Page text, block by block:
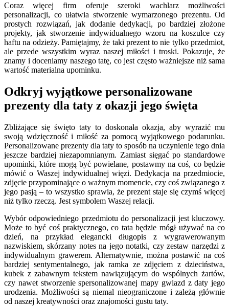
Coraz więcej firm oferuje szeroki wachlarz możliwości
personalizacji, co ułatwia stworzenie wymarzonego prezentu. Od
prostych rozwiązań, jak dodanie dedykacji, po bardziej złożone
projekty, jak stworzenie indywidualnego wzoru na koszulce czy
haftu na odzieży. Pamiętajmy, że taki prezent to nie tylko przedmiot,
ale przede wszystkim wyraz naszej miłości i troski. Pokazuje, że
znamy i doceniamy naszego tatę, co jest często ważniejsze niż sama
wartość materialna upominku.
Odkryj wyjątkowe personalizowane
prezenty dla taty z okazji jego święta
Zbliżające się święto taty to doskonała okazja, aby wyrazić mu
swoją wdzięczność i miłość za pomocą wyjątkowego podarunku.
Personalizowane prezenty dla taty to sposób na uczynienie tego dnia
jeszcze bardziej niezapomnianym. Zamiast sięgać po standardowe
upominki, które mogą być powielane, postawmy na coś, co będzie
mówić o Waszej indywidualnej więzi. Dedykacja na przedmiocie,
zdjęcie przypominające o ważnym momencie, czy coś związanego z
jego pasją – to wszystko sprawia, że prezent staje się czymś więcej
niż tylko rzeczą. Jest symbolem Waszej relacji.
Wybór odpowiedniego przedmiotu do personalizacji jest kluczowy.
Może to być coś praktycznego, co tata będzie mógł używać na co
dzień, na przykład elegancki długopis z wygrawerowanym
nazwiskiem, skórzany notes na jego notatki, czy zestaw narzędzi z
indywidualnym grawerem. Alternatywnie, można postawić na coś
bardziej sentymentalnego, jak ramka ze zdjęciem z dzieciństwa,
kubek z zabawnym tekstem nawiązującym do wspólnych żartów,
czy nawet stworzenie spersonalizowanej mapy gwiazd z daty jego
urodzenia. Możliwości są niemal nieograniczone i zależą głównie
od naszej kreatywności oraz znajomości gustu taty.